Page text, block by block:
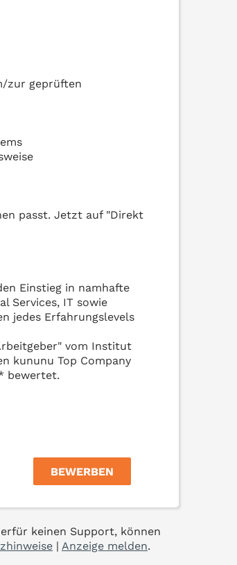
zur geprüften
passt. Jetzt auf "Direkt
Einstieg in namhafte
Services, IT sowie
jedes Erfahrungslevels
vom Institut
kununu Top Company
bewertet.
BEWERBEN
keinen Support, können
| Anzeige melden.